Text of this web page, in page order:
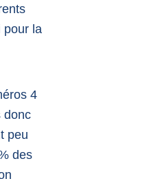
pour la
4
donc
peu
des